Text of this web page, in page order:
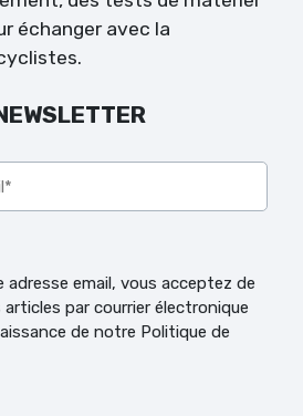
échanger avec la
email, vous acceptez de
par courrier électronique
de notre Politique de